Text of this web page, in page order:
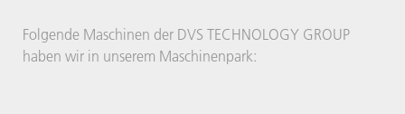
Folgende Maschinen der DVS TECHNOLOGY GROUP
haben wir in unserem Maschinenpark: